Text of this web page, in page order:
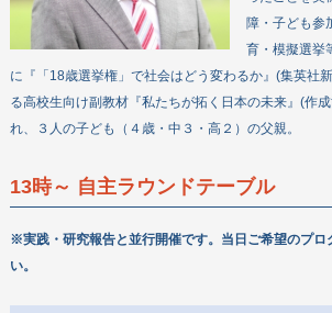
障・子ども参
育・模擬選挙
に『「18歳選挙権」で社会はどう変わるか』(集英社
る高校生向け副教材『私たちが拓く日本の未来』(作
れ、３人の子ども（４歳・中３・高２）の父親。
13時～ 自主ラウンドテーブル
※実践・研究報告と並行開催です。当日ご希望のプロ
い。